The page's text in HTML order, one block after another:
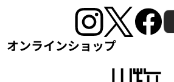
オンラインショップ